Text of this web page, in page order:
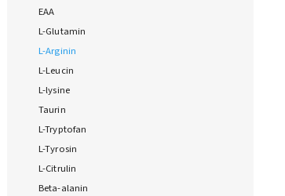
EAA
L-Glutamin
L-Arginin
L-Leucin
L-lysine
Taurin
L-Tryptofan
L-Tyrosin
L-Citrulin
Beta-alanin